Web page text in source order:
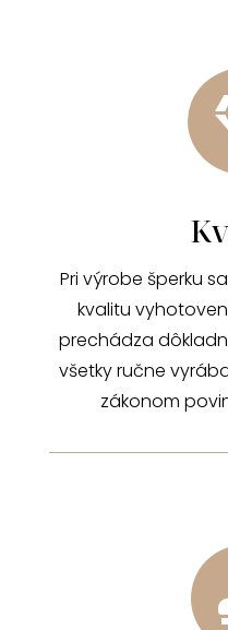
Pri výrobe šperku
kvalitu
prechádza
všetky ručne
zákonom